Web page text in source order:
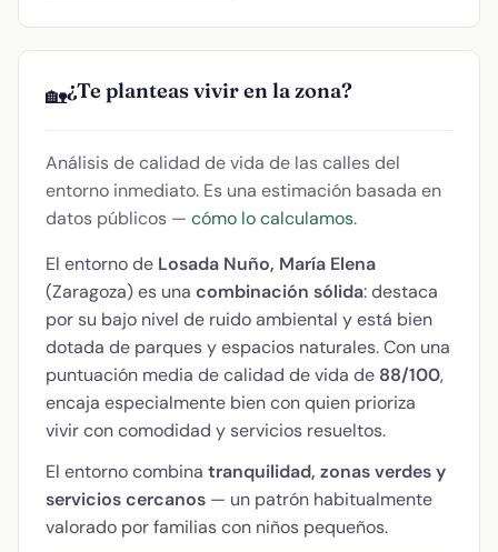
🏡¿Te planteas vivir en la zona?
Análisis de calidad de vida de las calles del
entorno inmediato. Es una estimación basada en
datos públicos — cómo lo calculamos.
El entorno de Losada Nuño, María Elena
(Zaragoza) es una combinación sólida: destaca
por su bajo nivel de ruido ambiental y está bien
dotada de parques y espacios naturales. Con una
puntuación media de calidad de vida de 88/100,
encaja especialmente bien con quien prioriza
vivir con comodidad y servicios resueltos.
El entorno combina tranquilidad, zonas verdes y
servicios cercanos — un patrón habitualmente
valorado por familias con niños pequeños.